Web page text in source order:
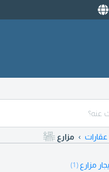
عقارات مزارع
مزارع (1)